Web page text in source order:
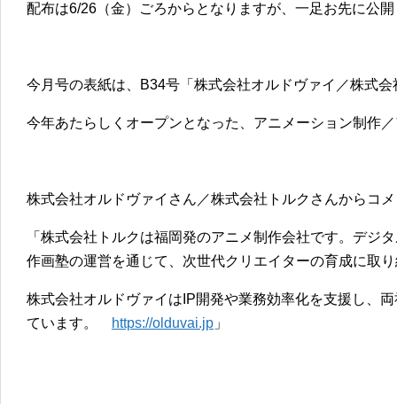
配布は6/26（金）ごろからとなりますが、一足お先に公開
今月号の表紙は、B34号「株式会社オルドヴァイ／株式
今年あたらしくオープンとなった、アニメーション制作
株式会社オルドヴァイさん／株式会社トルクさんからコ
「株式会社トルクは福岡発のアニメ制作会社です。デジ
作画塾の運営を通じて、次世代クリエイターの育成に取
株式会社オルドヴァイはIP開発や業務効率化を支援し、
ています。
https://olduvai.jp 」